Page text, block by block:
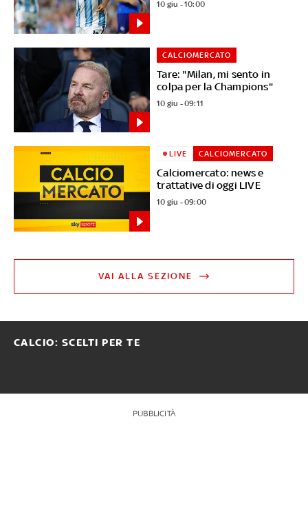
10 giu - 10:00
Tare: "Milan, mi sento in
colpa per la Champions"
CALCIOMERCATO
10 giu - 09:11
Calciomercato: news e
trattative di oggi LIVE
LIVE CALCIOMERCATO
10 giu - 09:00
VAI ALLA SEZIONE
CALCIO: SCELTI PER TE
PUBBLICITÀ